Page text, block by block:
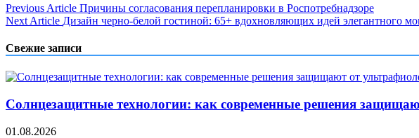
Навигация
по
записям
Previous Article Причины согласования перепланировки в Роспотребнадзоре
Next Article Дизайн черно-белой гостиной: 65+ вдохновляющих идей элегантного
Свежие записи
Солнцезащитные технологии: как современные решения
01.08.2026